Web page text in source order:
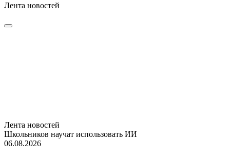
Лента новостей
Лента новостей
Школьников научат использовать ИИ
06.08.2026